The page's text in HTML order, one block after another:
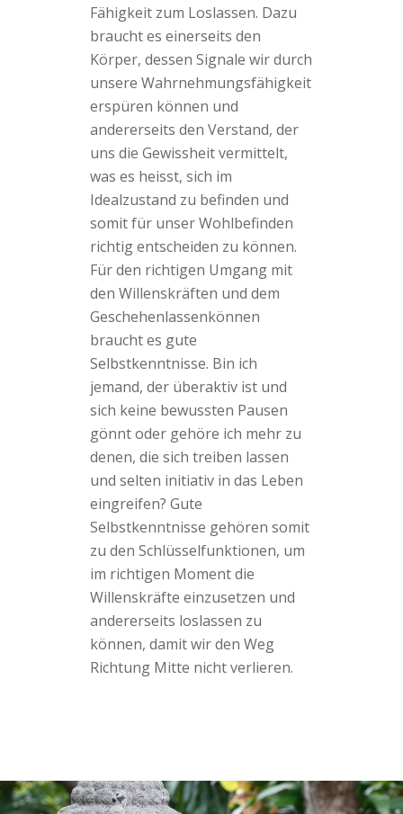
Fähigkeit zum Loslassen. Dazu
braucht es einerseits den
Körper, dessen Signale wir durch
unsere Wahrnehmungsfähigkeit
erspüren können und
andererseits den Verstand, der
uns die Gewissheit vermittelt,
was es heisst, sich im
Idealzustand zu befinden und
somit für unser Wohlbefinden
richtig entscheiden zu können.
Für den richtigen Umgang mit
den Willenskräften und dem
Geschehenlassenkönnen
braucht es gute
Selbstkenntnisse. Bin ich
jemand, der überaktiv ist und
sich keine bewussten Pausen
gönnt oder gehöre ich mehr zu
denen, die sich treiben lassen
und selten initiativ in das Leben
eingreifen? Gute
Selbstkenntnisse gehören somit
zu den Schlüsselfunktionen, um
im richtigen Moment die
Willenskräfte einzusetzen und
andererseits loslassen zu
können, damit wir den Weg
Richtung Mitte nicht verlieren.